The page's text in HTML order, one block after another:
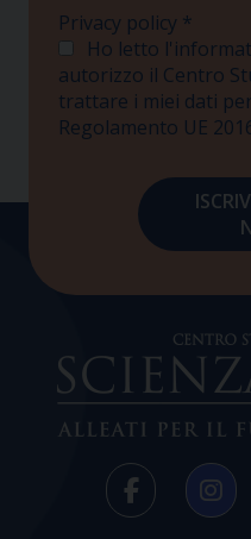
Privacy policy *
Ho letto
autorizzo il Centro
trattare i miei dati
Regolamento UE